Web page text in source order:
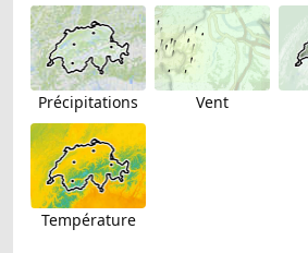
Précipitations Vent
Température